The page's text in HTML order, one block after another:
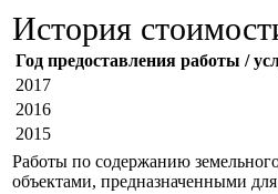
История
Год предоставления работы /
2017
2016
2015
Работы по содержанию
объектами, предназначенными